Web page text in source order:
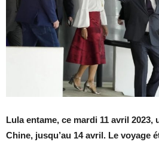
Lula entame, ce mardi 11 avril
Chine, jusqu’au 14 avril. Le voyage